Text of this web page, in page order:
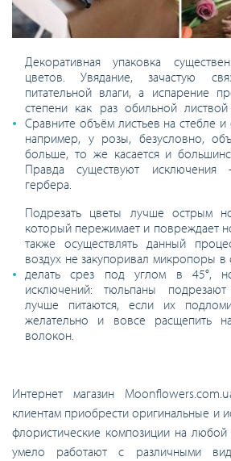
Декоративная упаковка
цветов. Увядание, зачастую
питательной влаги, а испарение
степени как раз обильной
Сравните объём листьев на стебле
например, у розы, безусловно,
больше, то же касается и
Правда существуют исключения
гербера.
Подрезать цветы лучше острым
который пережимает и повреждает
также осуществлять данный
воздух не закупоривал микропоры в
делать срез под углом в 45°,
исключений: тюльпаны
лучше питаются, если их
желательно и вовсе расщепить
волокон.
Интернет магазин
клиентам приобрести оригинальные и
флористические композиции на
умело работают с различными